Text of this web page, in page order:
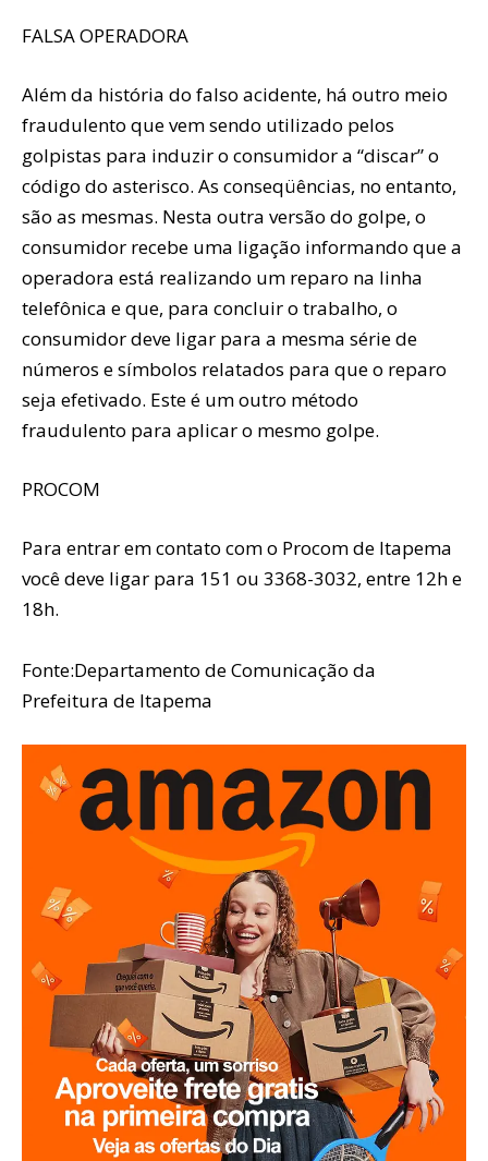
FALSA OPERADORA
Além da história do falso acidente, há outro meio
fraudulento que vem sendo utilizado pelos
golpistas para induzir o consumidor a “discar” o
código do asterisco. As conseqüências, no entanto,
são as mesmas. Nesta outra versão do golpe, o
consumidor recebe uma ligação informando que a
operadora está realizando um reparo na linha
telefônica e que, para concluir o trabalho, o
consumidor deve ligar para a mesma série de
números e símbolos relatados para que o reparo
seja efetivado. Este é um outro método
fraudulento para aplicar o mesmo golpe.
PROCOM
Para entrar em contato com o Procom de Itapema
você deve ligar para 151 ou 3368-3032, entre 12h e
18h.
Fonte:Departamento de Comunicação da
Prefeitura de Itapema